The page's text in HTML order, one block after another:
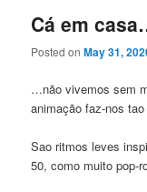
Cá em
Posted onMay 31,
…não vivemos sem
animação faz-nos tao
Sao ritmos leves
50, como muito pop-